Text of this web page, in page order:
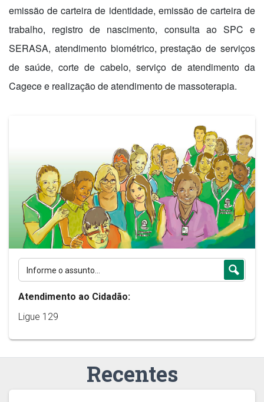
emissão de carteira de identidade, emissão de carteira de
trabalho, registro de nascimento, consulta ao SPC e
SERASA, atendimento biométrico, prestação de serviços
de saúde, corte de cabelo, serviço de atendimento da
Cagece e realização de atendimento de massoterapia.
Atendimento ao Cidadão:
Ligue 129
Recentes